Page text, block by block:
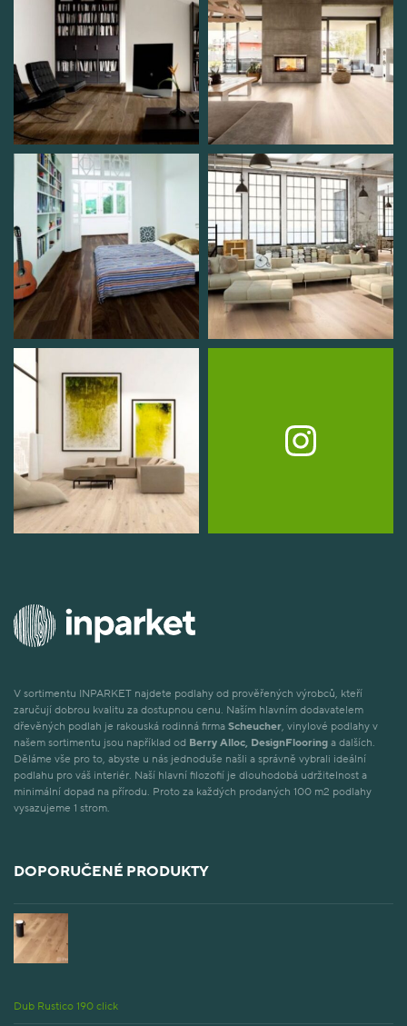
V sortimentu INPARKET najdete podlahy od prověřených výrobců, kteří
zaručují dobrou kvalitu za dostupnou cenu. Naším hlavním dodavatelem
dřevěných podlah je rakouská rodinná firma Scheucher , vinylové podlahy v
našem sortimentu jsou například od Berry Alloc, DesignFlooring a dalších.
Děláme vše pro to, abyste u nás jednoduše našli a správně vybrali ideální
podlahu pro váš interiér. Naší hlavní filozofií je dlouhodobá udržitelnost a
minimální dopad na přírodu. Proto za každých prodaných 100 m2 podlahy
vysazujeme 1 strom.
DOPORUČENÉ PRODUKTY
Dub Rustico 190 click